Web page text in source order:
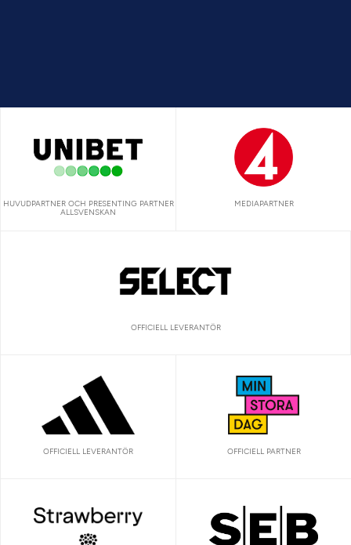
HUVUDPARTNER OCH PRESENTING PARTNER
ALLSVENSKAN
MEDIAPARTNER
OFFICIELL LEVERANTÖR
OFFICIELL LEVERANTÖR OFFICIELL PARTNER